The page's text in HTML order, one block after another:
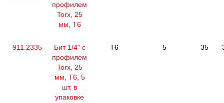
профилем
Torx, 25
мм, Т6
911.2335
Бит 1/4" с
профилем
Torx, 25
мм, Т6, 5
шт. в
упаковке
T6 5 35